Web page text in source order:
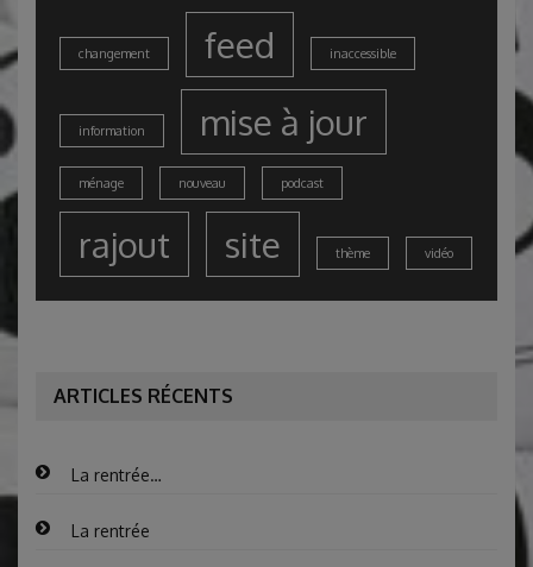
changement feed inaccessible
information mise à jour
ménage nouveau podcast
rajout site thème vidéo
ARTICLES RÉCENTS
La rentrée…
La rentrée